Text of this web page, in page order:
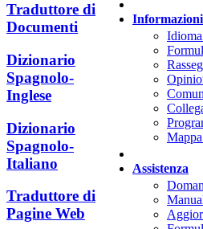
Traduttore di
Documenti
Dizionario
Spagnolo-
Inglese
Dizionario
Spagnolo-
Italiano
Traduttore di
Pagine Web
Assistenza